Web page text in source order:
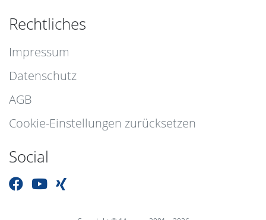
Rechtliches
Impressum
Datenschutz
AGB
Cookie-Einstellungen zurücksetzen
Social